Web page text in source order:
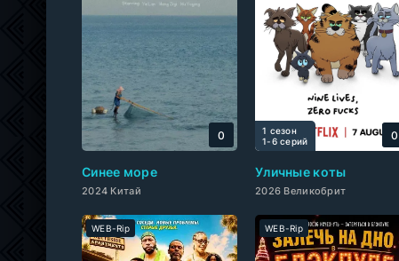
Синее море
2024 Китай
0
Уличные коты
2026 Великобрит
1 сезон
1-6 cерий
0
WEB-Rip WEB-Rip